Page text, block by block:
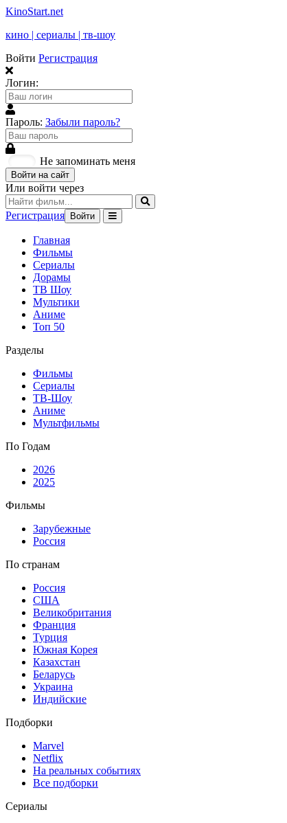
KinoStart.net
кино | сериалы | тв-шоу
Войти Регистрация
Логин:
Пароль: Забыли пароль?
Не запоминать меня
Войти на сайт
Или войти через
Регистрация Войти
Главная
Фильмы
Сериалы
Дорамы
ТВ Шоу
Мультики
Аниме
Топ 50
Разделы
Фильмы
Сериалы
ТВ-Шоу
Аниме
Мультфильмы
По Годам
2026
2025
Фильмы
Зарубежные
Россия
По странам
Россия
США
Великобритания
Франция
Турция
Южная Корея
Казахстан
Беларусь
Украина
Индийские
Подборки
Marvel
Netflix
На реальных событиях
Все подборки
Сериалы